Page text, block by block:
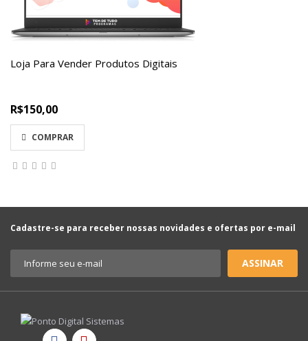
Loja Para Vender Produtos Digitais
R$150,00
COMPRAR
Cadastre-se para receber nossas novidades e ofertas por e-mail
ASSINAR